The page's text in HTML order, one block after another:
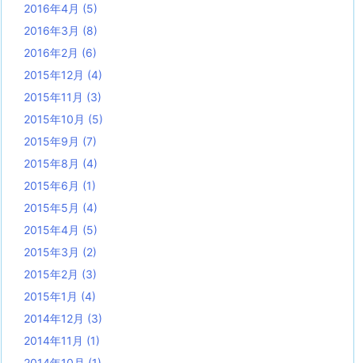
2016年4月 (5)
2016年3月 (8)
2016年2月 (6)
2015年12月 (4)
2015年11月 (3)
2015年10月 (5)
2015年9月 (7)
2015年8月 (4)
2015年6月 (1)
2015年5月 (4)
2015年4月 (5)
2015年3月 (2)
2015年2月 (3)
2015年1月 (4)
2014年12月 (3)
2014年11月 (1)